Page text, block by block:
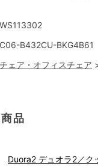
WS113302
C06-B432CU-BKG4B61
チェア・オフィスチェア
品
Duora2 デュオラ2／ク